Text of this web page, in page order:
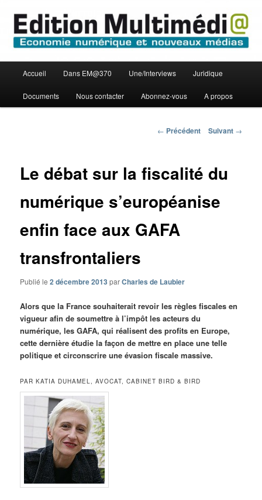
contenu
principalEdition Multimédi@
principal
Accueil Dans EM@370 Une/Interviews Juridique
Documents Nous contacter Abonnez-vous A propos
Navigation
← Précédent Suivant →
Le débat sur la fiscalité du
numérique s’européanise
enfin face aux GAFA
transfrontaliers
Publié le2 décembre 2013 parCharles de Laubier
Alors que la France souhaiterait revoir les règles fiscales en
vigueur afin de soumettre à l’impôt les acteurs du
numérique, les GAFA, qui réalisent des profits en Europe,
cette dernière étudie la façon de mettre en place une telle
politique et circonscrire une évasion fiscale massive.
PAR KATIA DUHAMEL, AVOCAT, CABINET BIRD & BIRD